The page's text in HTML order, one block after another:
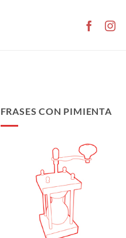
FRASES CON PIMIENTA